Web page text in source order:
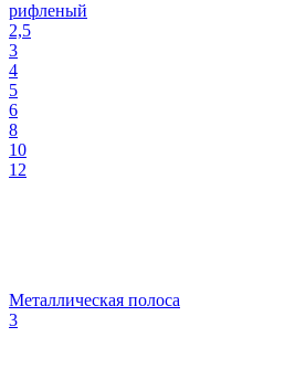
рифленый
2,5
3
4
5
6
8
10
12
Металлическая полоса
3